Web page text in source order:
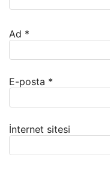
Ad *
E-posta *
İnternet sitesi